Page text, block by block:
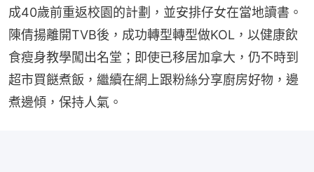
成40歲前重返校園的計劃，並安排仔女在當地讀書。
陳倩揚離開TVB後，成功轉型轉型做KOL，以健康飲
食瘦身教學闖出名堂；即使已移居加拿大，仍不時到
超市買餸煮飯，繼續在網上跟粉絲分享廚房好物，邊
煮邊傾，保持人氣。